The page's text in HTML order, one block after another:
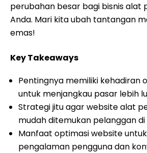
perubahan besar bagi bisnis alat
Anda. Mari kita ubah tantangan
emas!
Key Takeaways
Pentingnya memiliki kehadiran
untuk menjangkau pasar lebih
Strategi jitu agar website alat
mudah ditemukan pelanggan di
Manfaat optimasi website
pengalaman pengguna dan